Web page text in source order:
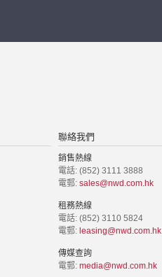
聯絡我們
銷售熱線
電話: (852) 3111 3888
電郵: sales@nwd.com.hk
租務熱線
電話: (852) 3110 5824
電郵: leasing@nwd.com.hk
傳媒查詢
電郵: media@nwd.com.hk